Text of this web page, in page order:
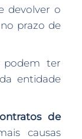
devolver o
prazo de
podem ter
entidade
de
causas